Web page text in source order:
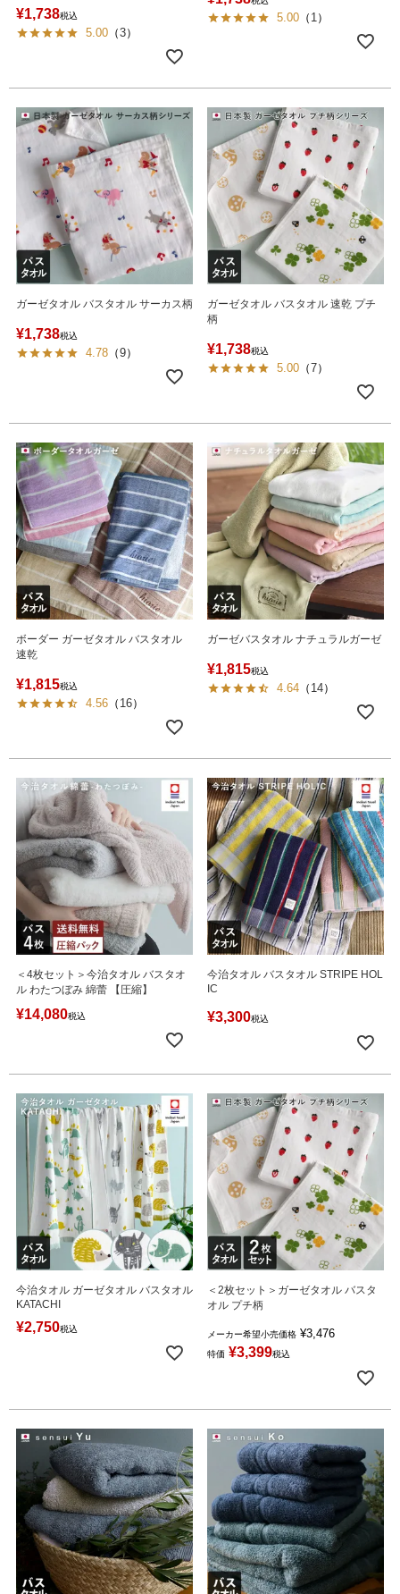
¥1,738税込
5.00 （3）
5.00 （ 1 ）
ガーゼタオル バスタオル サーカス柄
¥1,738税込
4.78 （9）
ガーゼタオル バスタオル 速乾 プチ
柄
¥1,738税込
5.00 （7）
ボーダー ガーゼタオル バスタオル
速乾
¥1,815税込
4.56 （ 16）
ガーゼバスタオル ナチュラルガーゼ
¥1,815税込
4.64 （ 14）
＜4枚セット＞今治タオル バスタオ
ル わたつぼみ 綿蕾 【圧縮】
¥14,080税込
今治タオル バスタオル STRIPE HOL
IC
¥3,300税込
今治タオル ガーゼタオル バスタオル
KATACHI
¥2,750税込
＜2枚セット＞ガーゼタオル バスタ
オル プチ柄
メーカー希望小売価格 ¥3,476
特価 ¥3,399税込